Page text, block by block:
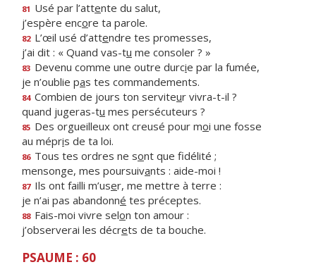
81 Usé par l’attente du salut,
j’espère encore ta parole.
82 L’œil usé d’attendre tes promesses,
j’ai dit : « Quand vas-tu me consoler ? »
83 Devenu comme une outre durcie par la fumée,
je n’oublie pas tes commandements.
84 Combien de jours ton serviteur vivra-t-il ?
quand jugeras-tu mes persécuteurs ?
85 Des orgueilleux ont creusé pour moi une fosse
au mépris de ta loi.
86 Tous tes ordres ne sont que fidélité ;
mensonge, mes poursuivants : aide-moi !
87 Ils ont failli m’user, me mettre à terre :
je n’ai pas abandonné tes préceptes.
88 Fais-moi vivre selon ton amour :
j’observerai les décrets de ta bouche.
PSAUME : 60